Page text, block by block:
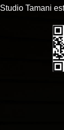
Studio Tamani